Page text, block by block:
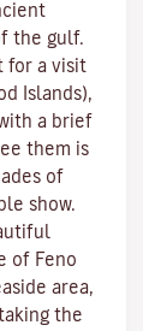
the gulf.
for a visit
Islands),
a brief
them is
of
show.
of Feno
area,
the